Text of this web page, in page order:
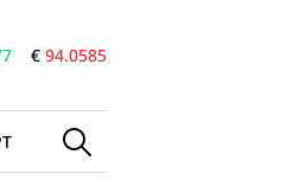
€ 94.0585